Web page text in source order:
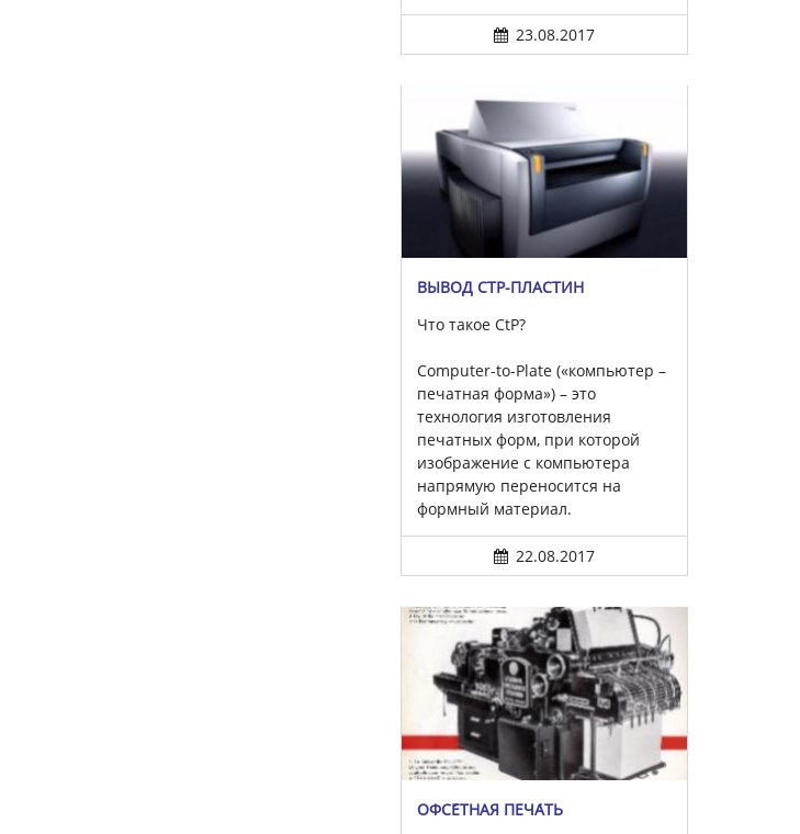
23.08.2017
ВЫВОД CTP-ПЛАСТИН
Что такое CtP?
Computer-to-Plate («компьютер –
печатная форма») – это
технология изготовления
печатных форм, при которой
изображение с компьютера
напрямую переносится на
формный материал.
22.08.2017
ОФСЕ́ТНАЯ ПЕЧА́ТЬ